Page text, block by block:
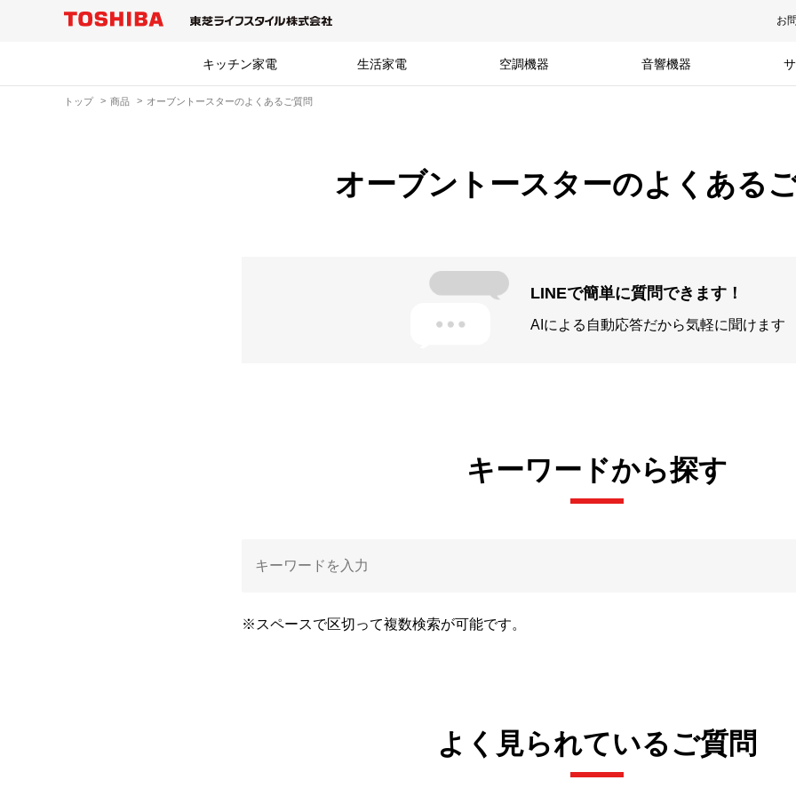
お
キッチン家電 生活家電 空調機器 音響機器
トップ 商品 オーブントースターのよくあるご質問
オーブントースターのよくある
LINEで簡単に質問できます！
AIによる自動応答だから気軽に聞けます
キーワードから探す
※スペースで区切って複数検索が可能です。
よく見られているご質問